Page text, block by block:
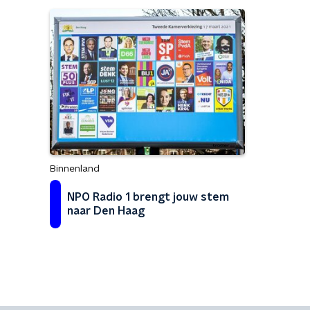
Binnenland
NPO Radio 1 brengt jouw stem
naar Den Haag